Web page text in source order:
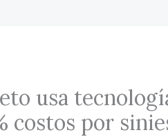
usa
costos por